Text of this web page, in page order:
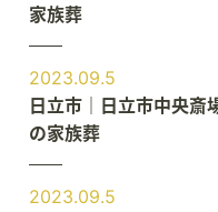
家族葬
2023.09.5
日立市｜日立市中央
の家族葬
2023.09.5